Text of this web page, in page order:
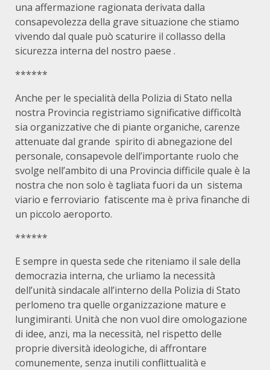
una affermazione ragionata derivata dalla
consapevolezza della grave situazione che stiamo
vivendo dal quale può scaturire il collasso della
sicurezza interna del nostro paese .
******
Anche per le specialità della Polizia di Stato nella
nostra Provincia registriamo significative difficoltà
sia organizzative che di piante organiche, carenze
attenuate dal grande spirito di abnegazione del
personale, consapevole dell’importante ruolo che
svolge nell’ambito di una Provincia difficile quale è la
nostra che non solo è tagliata fuori da un sistema
viario e ferroviario fatiscente ma è priva finanche di
un piccolo aeroporto.
******
E sempre in questa sede che riteniamo il sale della
democrazia interna, che urliamo la necessità
dell’unità sindacale all’interno della Polizia di Stato
perlomeno tra quelle organizzazione mature e
lungimiranti. Unità che non vuol dire omologazione
di idee, anzi, ma la necessità, nel rispetto delle
proprie diversità ideologiche, di affrontare
comunemente, senza inutili conflittualità e